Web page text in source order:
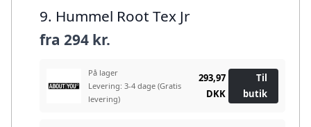
9. Hummel Root Tex Jr
fra 294 kr.
På lager
Levering: 3-4 dage (Gratis
levering)
293,97
DKK
Til
butik